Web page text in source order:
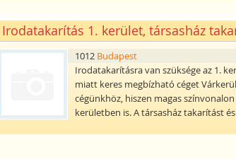
Irodatakarítás 1. kerület, társasház
1012 Budapest
Irodatakarításra van szüksége az 1.
miatt keres megbízható céget
cégünkhöz, hiszen magas
kerületben is. A társasház takarítást